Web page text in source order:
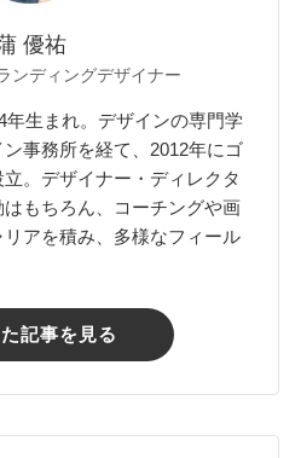
優祐
ンディングデザイナー
年生まれ。デザインの専門学
事務所を経て、2012年にゴ
。デザイナー・ディレクタ
もちろん、コーチングや画
アを積み、多様なフィール
記事を見る